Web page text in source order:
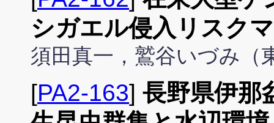
シガエル侵入リスク
須田真一，鷲谷いづみ（
[PA2-163] 長野県伊那